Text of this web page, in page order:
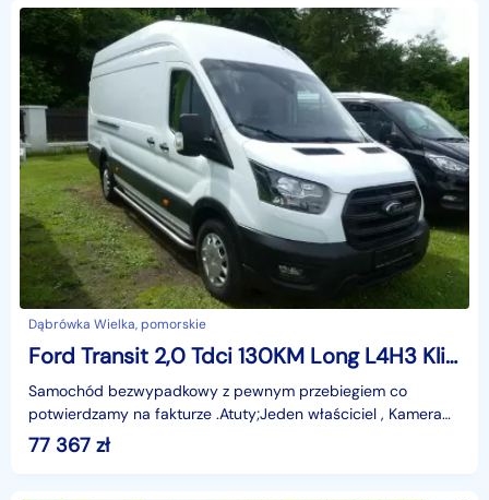
Dąbrówka Wielka, pomorskie
Ford Transit 2,0 Tdci 130KM Long L4H3 Klima Kamera cofania asystent pasa F. VAT-2
Samochód bezwypadkowy z pewnym przebiegiem co
potwierdzamy na fakturze .Atuty;Jeden właściciel , Kamera
cofania , PDC przód i tył, klimatyzacja , ASYSTENT PASA
77 367 zł